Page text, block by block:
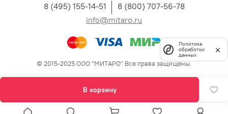
В корзину
8 (495) 155-14-51
8 (800) 707-56-78
info@mitaro.ru
© 2015-2025 ООО "МИТАРО" Все права защищены.
Политика
обработки
данных